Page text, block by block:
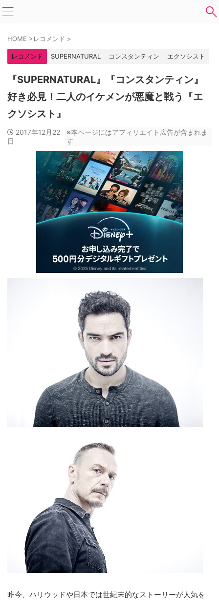
HOME >レコメンド >
レコメンド SUPERNATURAL コンスタンティン エクソシスト
『SUPERNATURAL』『コンスタンティン』
好き必見！二人のイケメンが悪魔と戦う『エ
クソシスト』
2017年12月22
日
※本ページにはアフィリエイト広告が含まれま
す
昨今、ハリウッドや日本では世紀末的なストーリーが人気を